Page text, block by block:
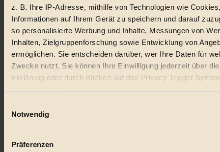
z. B. Ihre IP-Adresse, mithilfe von Technologien wie
Informationen auf Ihrem Gerät zu speichern und darauf
so personalisierte Werbung und Inhalte, Messungen von
Inhalten, Zielgruppenforschung sowie Entwicklung von
ermöglichen. Sie entscheiden darüber, wer Ihre Daten für
Zwecke nutzt. Sie können Ihre Einwilligung jederzeit über
Erklärung oder durch Klicken auf das Privacy Trigger
Wenn Sie es erlauben, würden wir auch gerne:
Ihr Gerät durch aktives Scannen nach bestimmten
Notwendig
Präferenzen
Social Media
22.601 Fans auf Facebook
3.415 Follower auf Twitter
Folge uns auf Instagram
Themen
Bio
#
Nachhaltigkeit